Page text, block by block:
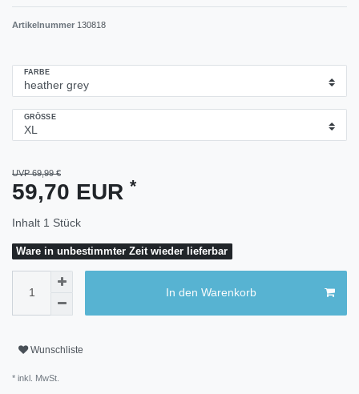
Artikelnummer 130818
FARBE
GRÖSSE
UVP 69,99 €
59,70 EUR *
Inhalt 1 Stück
Ware in unbestimmter Zeit wieder lieferbar
In den Warenkorb
Wunschliste
* inkl. MwSt.